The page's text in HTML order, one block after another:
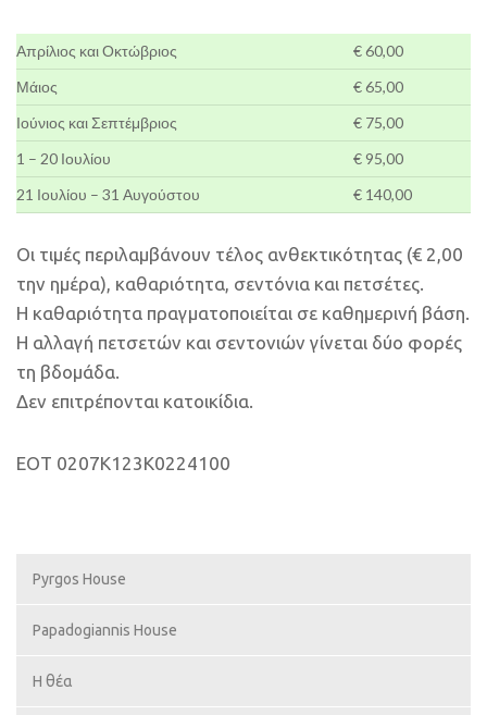
Απρίλιος και Οκτώβριος
€ 60,00
Μάιος
€ 65,00
Ιούνιος και Σεπτέμβριος
€ 75,00
1 – 20 Ιουλίου
€ 95,00
21 Ιουλίου – 31 Αυγούστου
€ 140,00
Οι τιμές περιλαμβάνουν τέλος ανθεκτικότητας (€ 2,00
την ημέρα), καθαριότητα, σεντόνια και πετσέτες.
Η καθαριότητα πραγματοποιείται σε καθημερινή βάση.
Η αλλαγή πετσετών και σεντονιών γίνεται δύο φορές
τη βδομάδα.
Δεν επιτρέπονται κατοικίδια.
EOT 0207K123K0224100
Pyrgos House
Papadogiannis House
Η θέα